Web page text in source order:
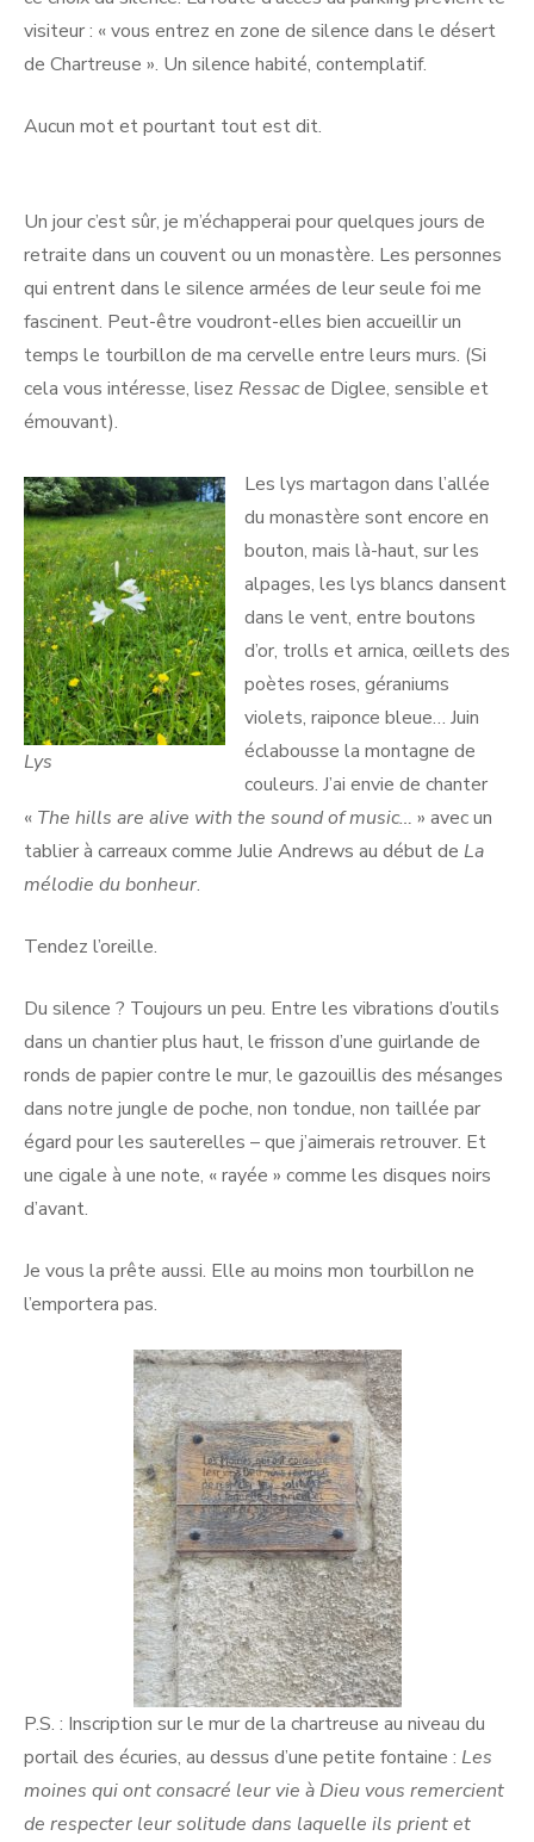
visiteur : « vous entrez en zone de silence dans le désert
de Chartreuse ». Un silence habité, contemplatif.
Aucun mot et pourtant tout est dit.
Un jour c’est sûr, je m’échapperai pour quelques jours de
retraite dans un couvent ou un monastère. Les personnes
qui entrent dans le silence armées de leur seule foi me
fascinent. Peut-être voudront-elles bien accueillir un
temps le tourbillon de ma cervelle entre leurs murs. (Si
cela vous intéresse, lisez Ressacde Diglee, sensible et
émouvant).
Lys
Les lys martagon dans l’allée
du monastère sont encore en
bouton, mais là-haut, sur les
alpages, les lys blancs dansent
dans le vent, entre boutons
d’or, trolls et arnica, œillets des
poètes roses, géraniums
violets, raiponce bleue… Juin
éclabousse la montagne de
couleurs. J’ai envie de chanter
« The hills are alive with the sound of music… » avec un
tablier à carreaux comme Julie Andrews au début de La
mélodie du bonheur.
Tendez l’oreille.
Du silence ? Toujours un peu. Entre les vibrations d’outils
dans un chantier plus haut, le frisson d’une guirlande de
ronds de papier contre le mur, le gazouillis des mésanges
dans notre jungle de poche, non tondue, non taillée par
égard pour les sauterelles – que j’aimerais retrouver. Et
une cigale à une note, « rayée » comme les disques noirs
d’avant.
Je vous la prête aussi. Elle au moins mon tourbillon ne
l’emportera pas.
P.S. : Inscription sur le mur de la chartreuse au niveau du
portail des écuries, au dessus d’une petite fontaine : Les
moines qui ont consacré leur vie à Dieu vous remercient
de respecter leur solitude dans laquelle ils prient et